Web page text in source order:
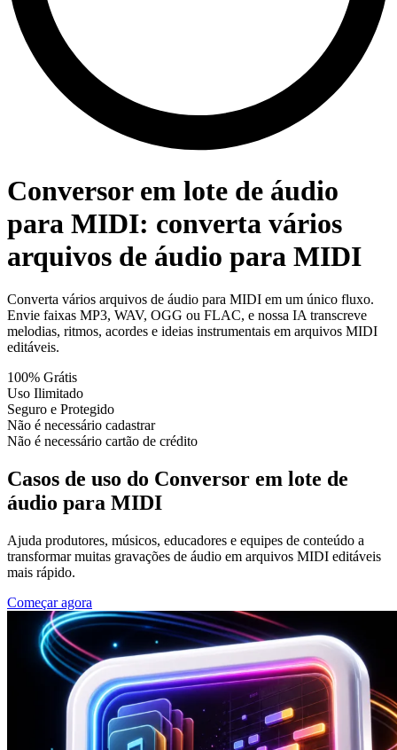
Conversor em lote de áudio
para MIDI: converta vários
arquivos de áudio para MIDI
Converta vários arquivos de áudio para MIDI em um único fluxo.
Envie faixas MP3, WAV, OGG ou FLAC, e nossa IA transcreve
melodias, ritmos, acordes e ideias instrumentais em arquivos MIDI
editáveis.
100% Grátis
Uso Ilimitado
Seguro e Protegido
Não é necessário cadastrar
Não é necessário cartão de crédito
Casos de uso do Conversor em lote de
áudio para MIDI
Ajuda produtores, músicos, educadores e equipes de conteúdo a
transformar muitas gravações de áudio em arquivos MIDI editáveis
mais rápido.
Começar agora